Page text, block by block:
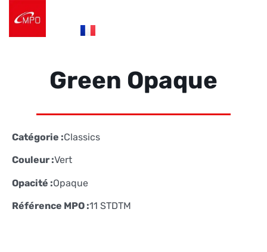
Green Opaque
Catégorie :Classics
Couleur :Vert
Opacité :Opaque
Référence MPO :11 STDTM